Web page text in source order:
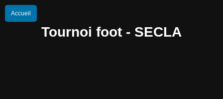
Tournoi foot - SECLA
Accueil